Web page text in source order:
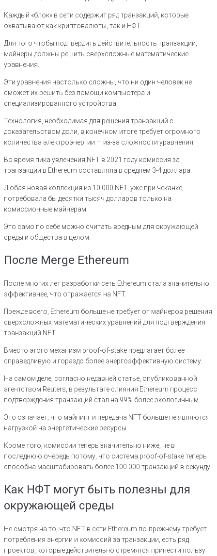
Каждый «блок» в сети содержит ряд транзакций, которые
охватывают как криптовалюты, так и НФТ.
Для того чтобы подтвердить действительность транзакции,
майнеры должны решить сверхсложные математические
уравнения.
Эти уравнения настолько сложны, что ни один человек не
сможет их решить без помощи компьютера и
специализированного устройства.
Технология, необходимая для решения транзакций с
доказательством доли, в конечном итоге требует огромного
количества электроэнергии — из-за сложности уравнения.
Во время пика увлечения NFT в 2021 году комиссия за
транзакции в Ethereum составляла в среднем 3-4 доллара.
Любая новая коллекция из 10 000 NFT, уже при чеканке,
потребовала бы десятки тысяч долларов только на
комиссионные майнерам.
Это само по себе можно считать вредным для окружающей
среды и общества в целом.
После Merge Ethereum
После многих лет разработки сеть Ethereum стала значительно
эффективнее, что отражается на NFT.
Прежде всего, Ethereum больше не требует от майнеров решения
сверхсложных математических уравнений для подтверждения
транзакций NFT.
Вместо этого механизм proof-of-stake предлагает более
справедливую и гораздо более энергоэффективную систему.
На самом деле, согласно недавней статье, опубликованной
агентством Reuters, в результате слияния Ethereum процесс
подтверждения транзакций стал на 99% более экологичным.
Это означает, что майнинг и передача NFT больше не являются
нагрузкой на энергетические ресурсы.
Кроме того, комиссии теперь значительно ниже, не в
последнюю очередь потому, что система proof-of-stake теперь
способна масштабировать более 100 000 транзакций в секунду.
Как НФТ могут быть полезны для
окружающей среды
Не смотря на то, что NFT в сети Ethereum по-прежнему требует
потребления энергии и комиссий за транзакции, есть ряд
проектов, которые действительно стремятся принести пользу